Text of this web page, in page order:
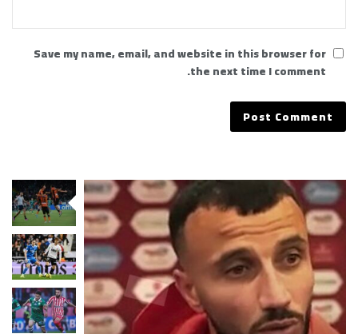
Save my name, email, and website in this browser for
the next time I comment.